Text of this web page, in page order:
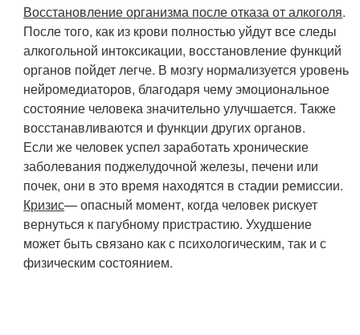
Восстановление организма после отказа от алкоголя.
После того, как из крови полностью уйдут все следы
алкогольной интоксикации, восстановление функций
органов пойдет легче. В мозгу нормализуется уровень
нейромедиаторов, благодаря чему эмоциональное
состояние человека значительно улучшается. Также
восстанавливаются и функции других органов.
Если же человек успел заработать хронические
заболевания поджелудочной железы, печени или
почек, они в это время находятся в стадии ремиссии.
Кризис— опасный момент, когда человек рискует
вернуться к пагубному пристрастию. Ухудшение
может быть связано как с психологическим, так и с
физическим состоянием.